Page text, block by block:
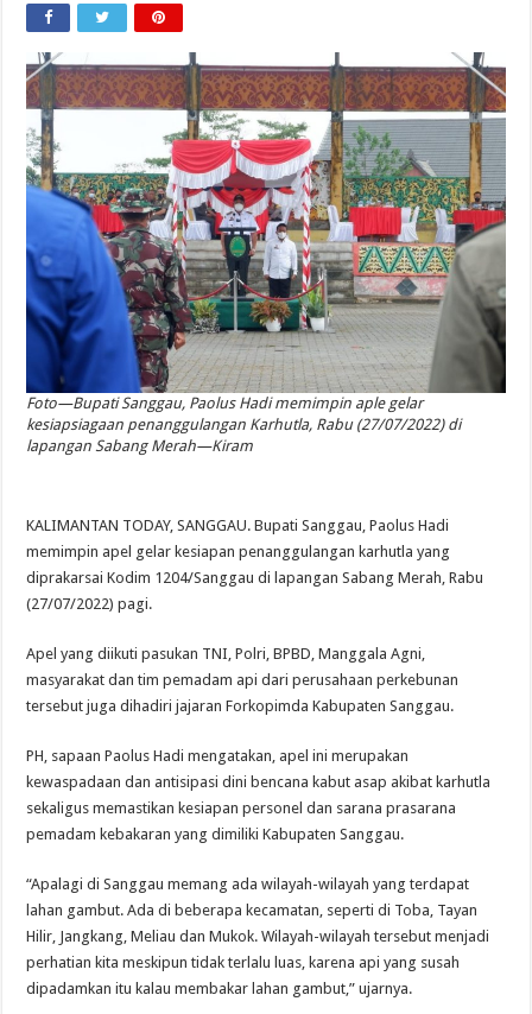
Foto—Bupati Sanggau, Paolus Hadi memimpin aple gelar
kesiapsiagaan penanggulangan Karhutla, Rabu (27/07/2022) di
lapangan Sabang Merah—Kiram
KALIMANTAN TODAY, SANGGAU. Bupati Sanggau, Paolus Hadi
memimpin apel gelar kesiapan penanggulangan karhutla yang
diprakarsai Kodim 1204/Sanggau di lapangan Sabang Merah, Rabu
(27/07/2022) pagi.
Apel yang diikuti pasukan TNI, Polri, BPBD, Manggala Agni,
masyarakat dan tim pemadam api dari perusahaan perkebunan
tersebut juga dihadiri jajaran Forkopimda Kabupaten Sanggau.
PH, sapaan Paolus Hadi mengatakan, apel ini merupakan
kewaspadaan dan antisipasi dini bencana kabut asap akibat karhutla
sekaligus memastikan kesiapan personel dan sarana prasarana
pemadam kebakaran yang dimiliki Kabupaten Sanggau.
“Apalagi di Sanggau memang ada wilayah-wilayah yang terdapat
lahan gambut. Ada di beberapa kecamatan, seperti di Toba, Tayan
Hilir, Jangkang, Meliau dan Mukok. Wilayah-wilayah tersebut menjadi
perhatian kita meskipun tidak terlalu luas, karena api yang susah
dipadamkan itu kalau membakar lahan gambut,” ujarnya.